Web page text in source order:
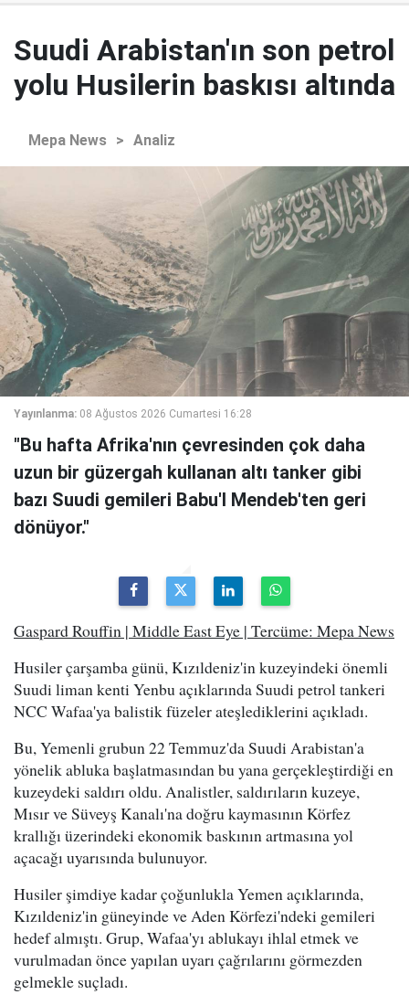
Suudi Arabistan'ın son petrol
yolu Husilerin baskısı altında
Mepa News > Analiz
Yayınlanma: 08 Ağustos 2026 Cumartesi 16:28
"Bu hafta Afrika'nın çevresinden çok daha
uzun bir güzergah kullanan altı tanker gibi
bazı Suudi gemileri Babu'l Mendeb'ten geri
dönüyor."
Gaspard Rouffin | Middle East Eye | Tercüme: Mepa News
Husiler çarşamba günü, Kızıldeniz'in kuzeyindeki önemli
Suudi liman kenti Yenbu açıklarında Suudi petrol tankeri
NCC Wafaa'ya balistik füzeler ateşlediklerini açıkladı.
Bu, Yemenli grubun 22 Temmuz'da Suudi Arabistan'a
yönelik abluka başlatmasından bu yana gerçekleştirdiği en
kuzeydeki saldırı oldu. Analistler, saldırıların kuzeye,
Mısır ve Süveyş Kanalı'na doğru kaymasının Körfez
krallığı üzerindeki ekonomik baskının artmasına yol
açacağı uyarısında bulunuyor.
Husiler şimdiye kadar çoğunlukla Yemen açıklarında,
Kızıldeniz'in güneyinde ve Aden Körfezi'ndeki gemileri
hedef almıştı. Grup, Wafaa'yı ablukayı ihlal etmek ve
vurulmadan önce yapılan uyarı çağrılarını görmezden
gelmekle suçladı.